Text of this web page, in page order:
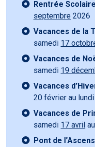
Rentrée
septembre 2026
Vacances de la
samedi 17
Vacances de
samedi 19
Vacances
20 février au lundi
Vacances de
samedi 17 avril
Pont de